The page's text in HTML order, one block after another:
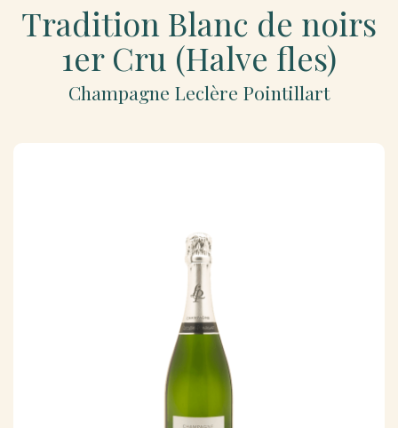
Tradition Blanc de noirs
1er Cru (Halve fles)
Champagne Leclère Pointillart